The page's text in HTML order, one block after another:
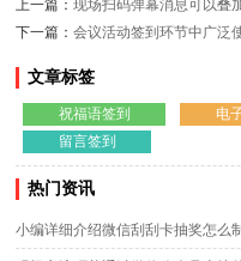
上一篇：现场扫码弹幕消息可以叠
下一篇：会议活动签到环节中广泛
文章标签
祝福语签到 电
留言签到
热门资讯
小编详细介绍微信刮刮卡抽奖怎么